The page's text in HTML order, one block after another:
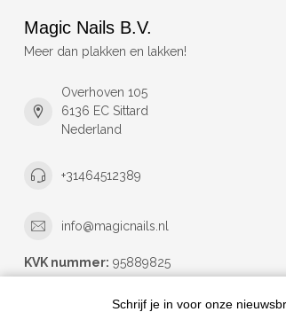
Magic Nails B.V.
Meer dan plakken en lakken!
Overhoven 105
6136 EC Sittard
Nederland
+31464512389
info@magicnails.nl
KVK nummer: 95889825
Schrijf je in voor onze